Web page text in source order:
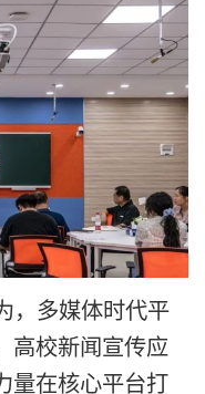
，多媒体时代平
高校新闻宣传应
量在核心平台打